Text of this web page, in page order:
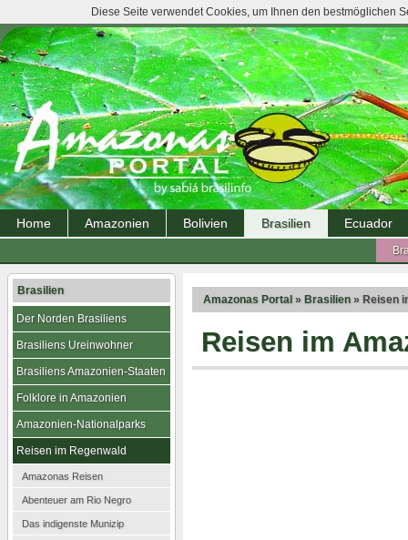
Home Amazonien Bolivien Brasilien Ecuador
Amazonas Portal » Brasilien » Reisen
Reisen im
Brasilien
Der Norden Brasiliens
Brasiliens Ureinwohner
Brasiliens Amazonien-Staaten
Folklore in Amazonien
Amazonien-Nationalparks
Reisen im Regenwald
Amazonas Reisen
Abenteuer am Rio Negro
Das indigenste Munizip
Diese Seite verwendet Cookies, um Ihnen den bestmöglichen